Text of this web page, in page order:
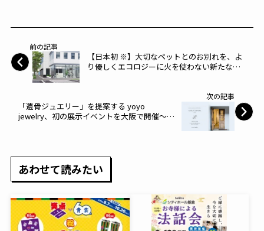
前の記事
【日本初 ※】大切なペットとのお別れを、よ
り優しくエコロジーに火を使わない新たな葬
ト用アクアメーション装置」販売開始～サイ
カンシステム～
次の記事
「遺骨ジュエリー」を提案する yoyo
jewelry、初の展示イベントを大阪で開催～
あわせて読みたい